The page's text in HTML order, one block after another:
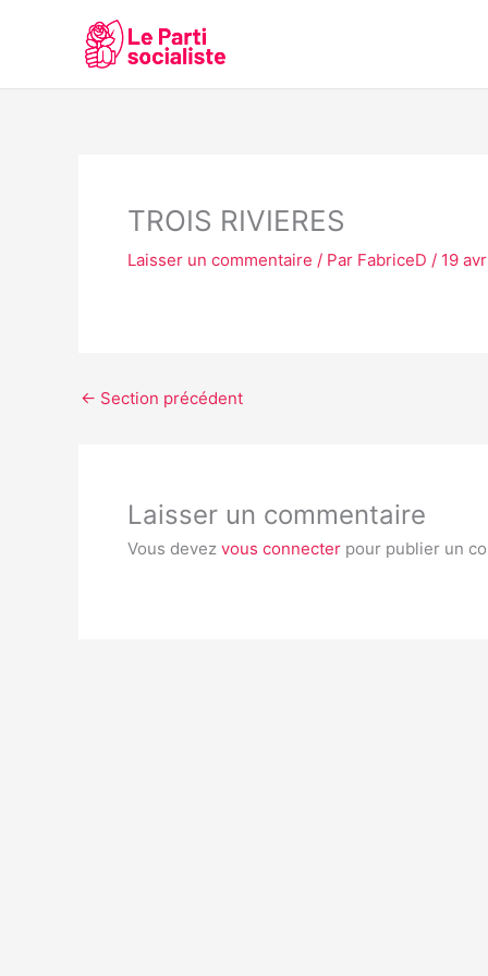
TROIS RIVIERES
Laisser un commentaire / Par FabriceD / 19
← Section précédent
Laisser un commentaire
Vous devez vous connecter pour publier un